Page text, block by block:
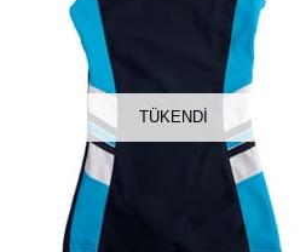
TÜKENDI